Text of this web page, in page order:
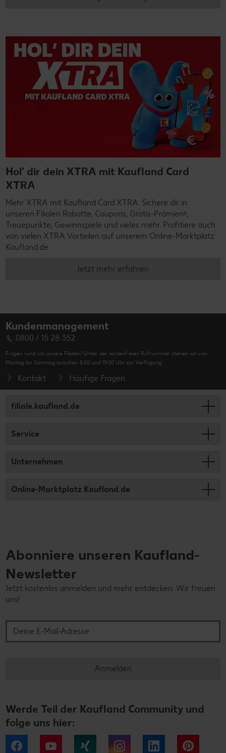
Hol' dir dein XTRA mit Kaufland Card
XTRA
Mehr XTRA mit Kaufland Card XTRA: Sichere dir in
unseren Filialen Rabatte, Coupons, Gratis-Prämienᵖ,
Treuepunkte, Gewinnspiele und vieles mehr. Profitiere auch
von vielen XTRA Vorteilen auf unserem Online-Marktplatz
Kaufland.de
Jetzt mehr erfahren
Kundenmanagement
0800 / 15 28 352
Fragen rund um unsere Filialen? Unter der kostenfreien Rufnummer stehen wir von
Montag bis Samstag zwischen 8:00 und 19:00 Uhr zur Verfügung.
Kontakt Häufige Fragen
filiale.kaufland.de
Service
Unternehmen
Online-Marktplatz Kaufland.de
Abonniere unseren Kaufland-
Newsletter
Jetzt kostenlos anmelden und mehr entdecken. Wir freuen
uns!
Anmelden
Werde Teil der Kaufland Community und
folge uns hier:
Facebook YouTube Xing Instagram LinkedIn